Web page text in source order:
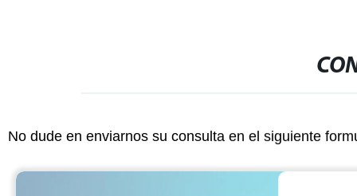
No dude en enviarnos su consulta en el siguiente